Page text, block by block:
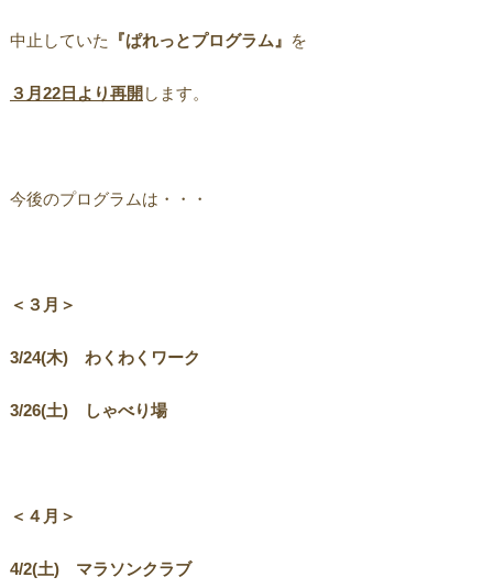
中止していた 『ぱれっとプログラム』 を
３月 22日より再開 します。
今後のプログラムは・・・
＜３月＞
3/24(木) わくわくワーク
3/26(土) しゃべり場
＜４月＞
4/2(土) マラソンクラブ